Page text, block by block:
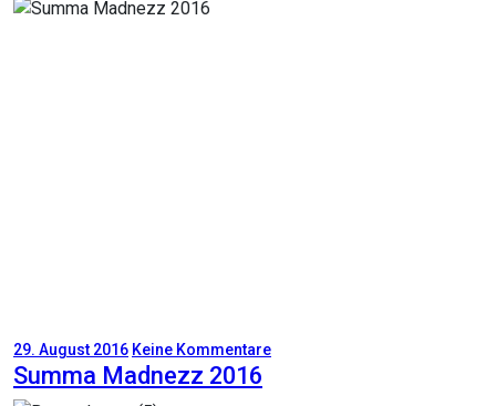
29. August 2016 Keine Kommentare
Summa Madnezz 2016